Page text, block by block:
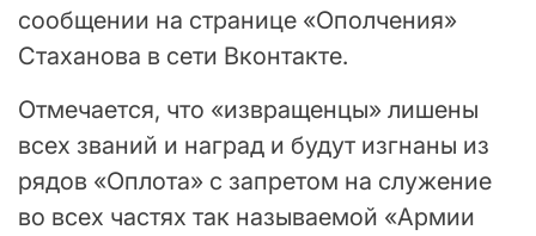
сообщении на странице «Ополчения»
Стаханова в сети Вконтакте.
Отмечается, что «извращенцы» лишены
всех званий и наград и будут изгнаны из
рядов «Оплота» с запретом на служение
во всех частях так называемой «Армии